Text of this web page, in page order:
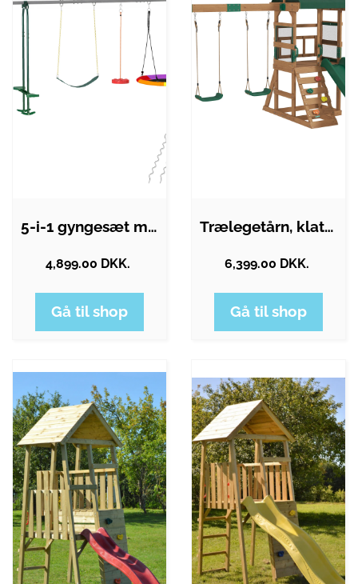
5-i-1 gyngesæt med rutsjebane,…
4,899.00 DKK.
Gå til shop
Trælegetårn, klatrestativ, gyngesæt med…
6,399.00 DKK.
Gå til shop